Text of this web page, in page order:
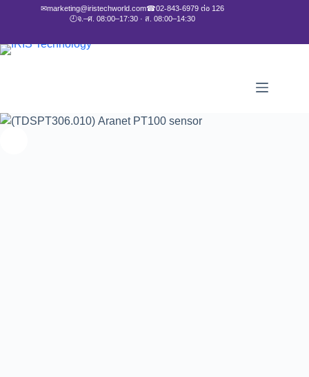
✉marketing@iristechworld.com☎02-843-6979 ต่อ 126
🕘จ.–ศ. 08:00–17:30 · ส. 08:00–14:30